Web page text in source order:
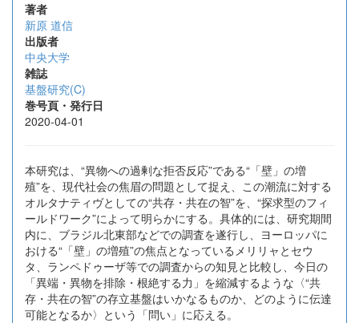
著者
新原 道信
出版者
中央大学
雑誌
基盤研究(C)
巻号頁・発行日
2020-04-01
本研究は、“異物への過剰な拒否反応”である“「壁」の増
殖”を、現代社会の焦眉の問題として捉え、この潮流に対する
オルタナティヴとしての“共存・共在の智”を、“探求型のフィ
ールドワーク”によって明らかにする。具体的には、研究期間
内に、ブラジル北東部などでの調査を遂行し、ヨーロッパに
おける“「壁」の増殖”の焦点となっているメリリャとセウ
タ、ランペドゥーザ等での調査からの知見と比較し、今日の
「異端・異物を排除・根絶する力」を縮減するような〈“共
存・共在の智”の存立基盤はいかなるものか、どのように伝達
可能となるか〉という「問い」に応える。